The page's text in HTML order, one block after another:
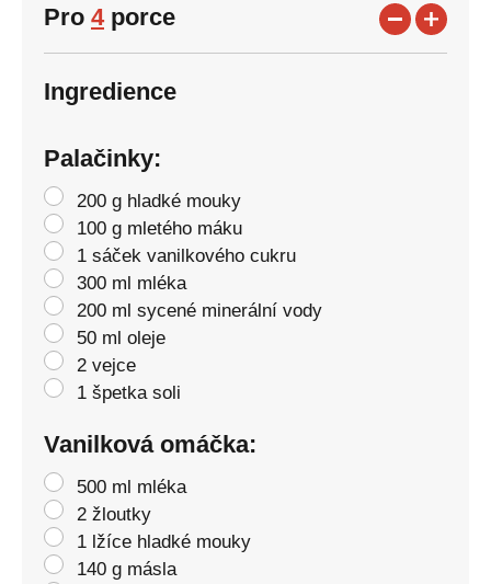
Pro 4porce
Ingredience
Palačinky:
200 g hladké mouky
100 g mletého máku
1 sáček vanilkového cukru
300 ml mléka
200 ml sycené minerální vody
50 ml oleje
2 vejce
1 špetka soli
Vanilková omáčka:
500 ml mléka
2 žloutky
1 lžíce hladké mouky
140 g másla